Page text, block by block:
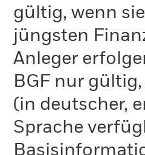
gültig, wenn
jüngsten
Anleger
BGF nur
(in deutscher,
Sprache